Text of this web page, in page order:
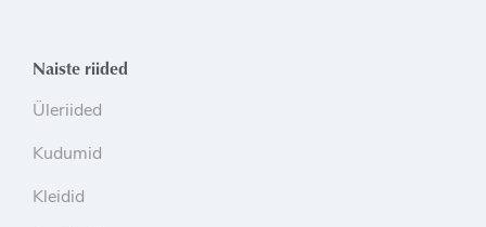
Naiste riided
Üleriided
Kudumid
Kleidid